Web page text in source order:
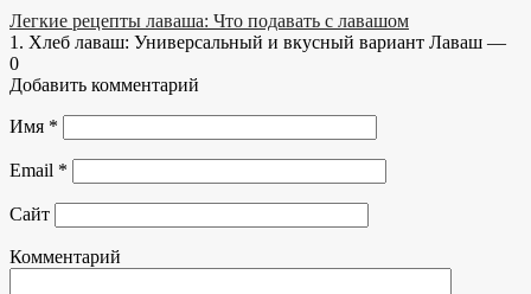
Легкие рецепты лаваша: Что подавать с лавашом
1. Хлеб лаваш: Универсальный и вкусный вариант Лаваш —
0
Добавить комментарий
Имя *
Email *
Сайт
Комментарий